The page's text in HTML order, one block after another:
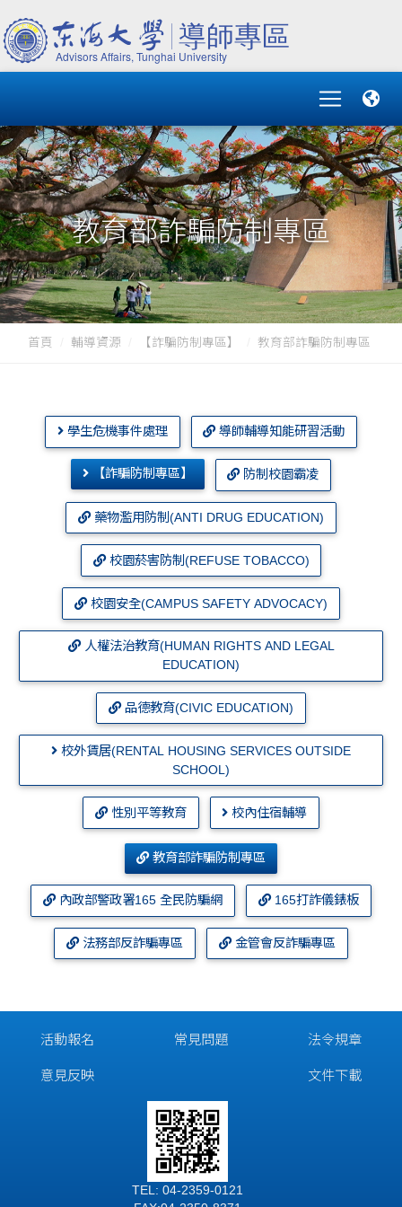
教育部詐騙防制專區
首頁 輔導資源 【詐騙防制專區】 教育部詐騙防制專區
學生危機事件處理 導師輔導知能研習活動
【詐騙防制專區】 防制校園霸凌
藥物濫用防制(ANTI DRUG EDUCATION)
校園菸害防制(REFUSE TOBACCO)
校園安全(CAMPUS SAFETY ADVOCACY)
人權法治教育(HUMAN RIGHTS AND LEGAL
EDUCATION)
品德教育(CIVIC EDUCATION)
校外賃居(RENTAL HOUSING SERVICES OUTSIDE
SCHOOL)
性別平等教育 校內住宿輔導
教育部詐騙防制專區
內政部警政署165 全民防騙網 165打詐儀錶板
法務部反詐騙專區 金管會反詐騙專區
活動報名
意見反映
常見問題 法令規章
文件下載
TEL: 04-2359-0121